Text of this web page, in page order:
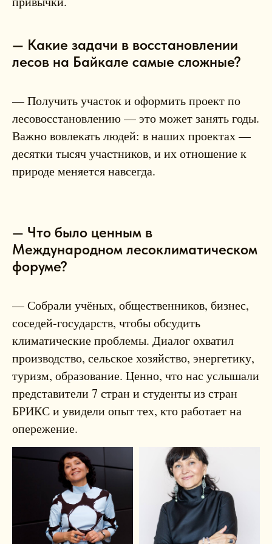
— Какие задачи в восстановлении
лесов на Байкале самые сложные?
— Получить участок и оформить проект по
лесовосстановлению — это может занять годы.
Важно вовлекать людей: в наших проектах —
десятки тысяч участников, и их отношение к
природе меняется навсегда.
— Что было ценным в
Международном лесоклиматическом
форуме?
— Собрали учёных, общественников, бизнес,
соседей‑государств, чтобы обсудить
климатические проблемы. Диалог охватил
производство, сельское хозяйство, энергетику,
туризм, образование. Ценно, что нас услышали
представители 7 стран и студенты из стран
БРИКС и увидели опыт тех, кто работает на
опережение.